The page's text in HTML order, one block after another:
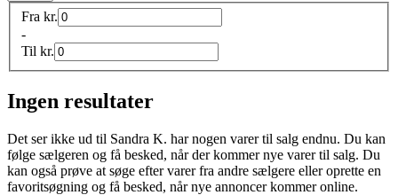
Fra kr.
-
Til kr.
Ingen resultater
Det ser ikke ud til Sandra K. har nogen varer til salg endnu. Du kan
følge sælgeren og få besked, når der kommer nye varer til salg. Du
kan også prøve at søge efter varer fra andre sælgere eller oprette en
favoritsøgning og få besked, når nye annoncer kommer online.